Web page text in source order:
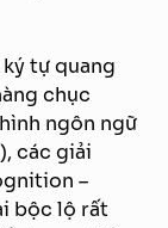
tự quang
chục
ngôn ngữ
các giải
–
bộc lộ rất